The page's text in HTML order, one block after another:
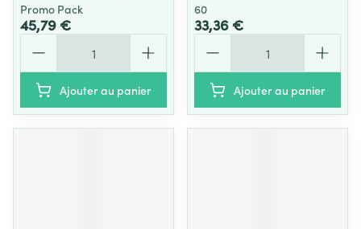
Promo Pack
45,79 €
Ajouter au panier
60
33,36 €
Ajouter au panier